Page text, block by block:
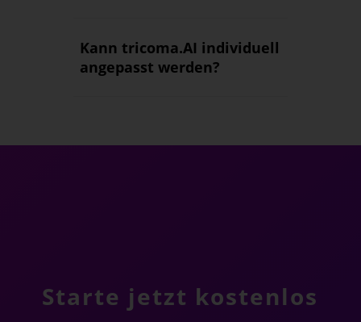
Kann tricoma.AI individuell
angepasst werden?
Starte jetzt kostenlos